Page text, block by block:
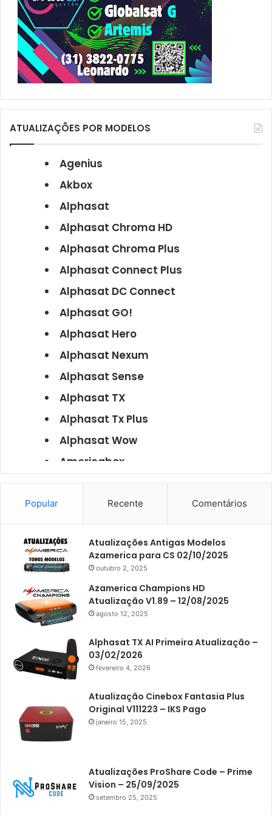
ATUALIZAÇÕES POR MODELOS
Agenius
Akbox
Alphasat
Alphasat Chroma HD
Alphasat Chroma Plus
Alphasat Connect Plus
Alphasat DC Connect
Alphasat GO!
Alphasat Hero
Alphasat Nexum
Alphasat Sense
Alphasat TX
Alphasat Tx Plus
Alphasat Wow
Americabox
Americabox S101
Americabox S105
Americabox S105 Plus
Americabox S205
Americabox S205 Plus
Americabox S305 Plus
Artcom
Athomics
Athomics Eon
Athomics i3
Athomics i3 Bold
Athomics Inspire Qi
Athomics Inspire Qi Lite
Athomics S3
Popular Recente Comentários
Atualizações Antigas Modelos
Azamerica para CS 02/10/2025
outubro 2, 2025
Azamerica Champions HD
Atualização V1.89 – 12/08/2025
agosto 12, 2025
Alphasat TX AI Primeira Atualização –
03/02/2026
fevereiro 4, 2026
Atualização Cinebox Fantasia Plus
Original V111223 – IKS Pago
janeiro 15, 2025
Atualizações ProShare Code – Prime
Vision – 25/09/2025
setembro 25, 2025